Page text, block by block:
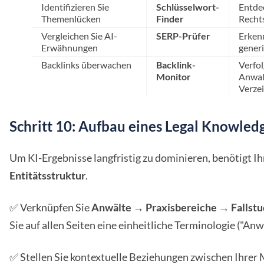
Identifizieren Sie
Themenlücken
Schlüsselwort-
Finder
Vergleichen Sie AI-
Erwähnungen
SERP-Prüfer
Backlinks überwachen
Backlink-
Monitor
Schritt 10: Aufbau eines Legal
Um KI-Ergebnisse langfristig zu dominieren, benötigt
Entitätsstruktur.
✅ Verknüpfen SieAnwälte → Praxisbereiche →
Sie auf allen Seiten eine einheitliche Terminologie
✅ Stellen Sie kontextuelle Beziehungen zwischen Ihrer